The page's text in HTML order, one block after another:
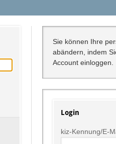
Sie können Ihre
abändern, indem
Account einloggen.
Login
kiz-Kennung/E-